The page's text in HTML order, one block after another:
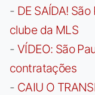
- DE SAÍDA!
clube da MLS
- VÍDEO: São
contratações
- CAIU O